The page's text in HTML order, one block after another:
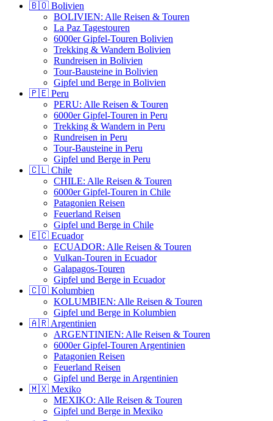
🇧🇴 Bolivien
BOLIVIEN: Alle Reisen & Touren
La Paz Tagestouren
6000er Gipfel-Touren Bolivien
Trekking & Wandern Bolivien
Rundreisen in Bolivien
Tour-Bausteine in Bolivien
Gipfel und Berge in Bolivien
🇵🇪 Peru
PERU: Alle Reisen & Touren
6000er Gipfel-Touren in Peru
Trekking & Wandern in Peru
Rundreisen in Peru
Tour-Bausteine in Peru
Gipfel und Berge in Peru
🇨🇱 Chile
CHILE: Alle Reisen & Touren
6000er Gipfel-Touren in Chile
Patagonien Reisen
Feuerland Reisen
Gipfel und Berge in Chile
🇪🇨 Ecuador
ECUADOR: Alle Reisen & Touren
Vulkan-Touren in Ecuador
Galapagos-Touren
Gipfel und Berge in Ecuador
🇨🇴 Kolumbien
KOLUMBIEN: Alle Reisen & Touren
Gipfel und Berge in Kolumbien
🇦🇷 Argentinien
ARGENTINIEN: Alle Reisen & Touren
6000er Gipfel-Touren Argentinien
Patagonien Reisen
Feuerland Reisen
Gipfel und Berge in Argentinien
🇲🇽 Mexiko
MEXIKO: Alle Reisen & Touren
Gipfel und Berge in Mexiko